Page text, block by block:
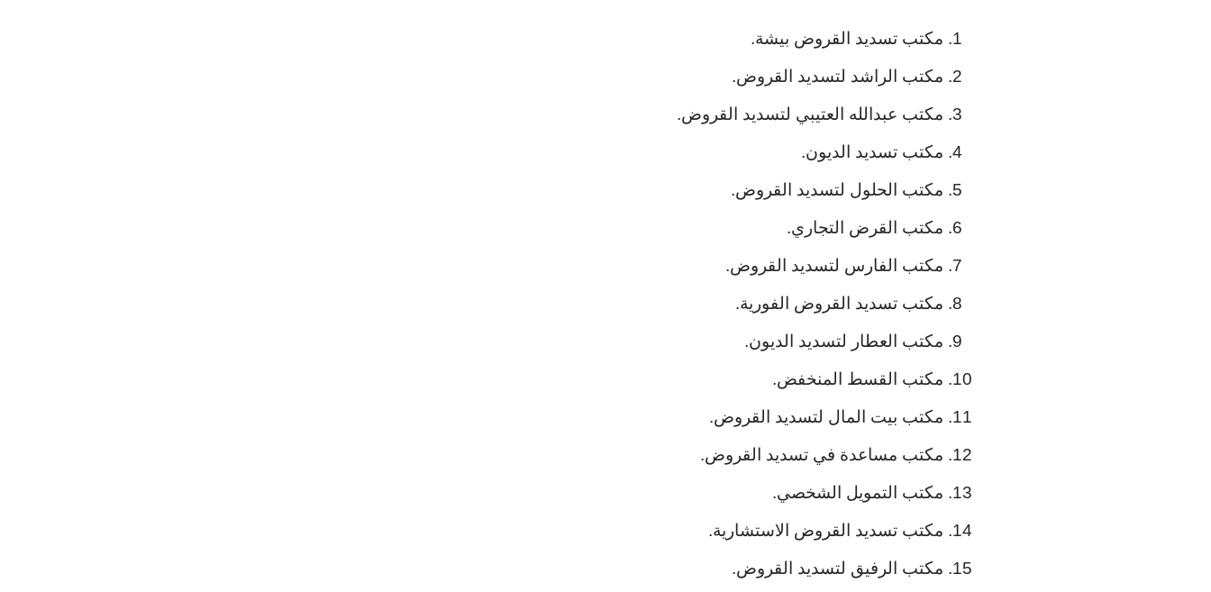
مكتب تسديد القروض بيشة.
مكتب الراشد لتسديد القروض.
مكتب عبدالله العتيبي لتسديد القروض.
مكتب تسديد الديون.
مكتب الحلول لتسديد القروض.
مكتب القرض التجاري.
مكتب الفارس لتسديد القروض.
مكتب تسديد القروض الفورية.
مكتب العطار لتسديد الديون.
مكتب القسط المنخفض.
مكتب بيت المال لتسديد القروض.
مكتب مساعدة في تسديد القروض.
مكتب التمويل الشخصي.
مكتب تسديد القروض الاستشارية.
مكتب الرفيق لتسديد القروض.